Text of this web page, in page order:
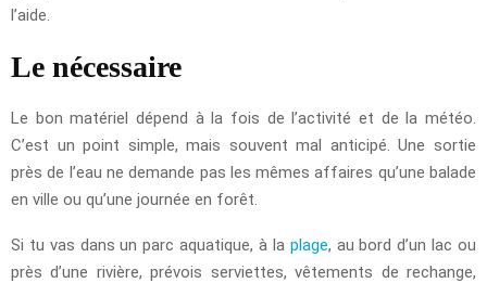
l’aide.
Le nécessaire
Le bon matériel dépend à la fois de l’activité et de la météo.
C’est un point simple, mais souvent mal anticipé. Une sortie
près de l’eau ne demande pas les mêmes affaires qu’une balade
en ville ou qu’une journée en forêt.
Si tu vas dans un parc aquatique, à la plage, au bord d’un lac ou
près d’une rivière, prévois serviettes, vêtements de rechange,